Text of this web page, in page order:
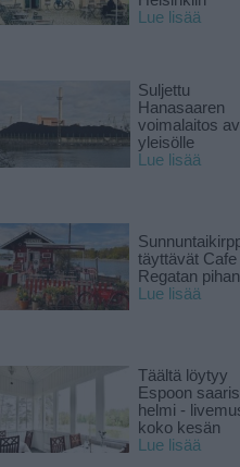
Lue lisää
Suljettu
Hanasaaren
voimalaitos
yleisölle
Lue lisää
täyttävät Cafe
Regatan pihan
Lue lisää
Täältä löytyy
Espoon
helmi -
koko kesän
Lue lisää